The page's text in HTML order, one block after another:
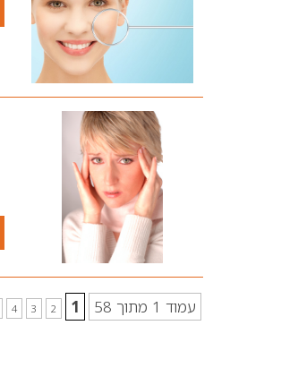
עמוד 1 מתוך 58 1
2
3
4